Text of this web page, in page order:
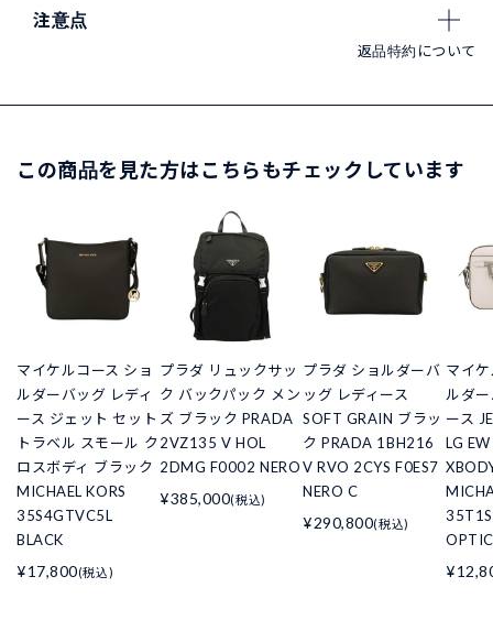
注意点
返品特約について
この商品を見た方はこちらもチェックしています
マイケルコース ショ
ルダーバッグ レディ
ース ジェット セット
トラベル スモール ク
ロスボディ ブラック
MICHAEL KORS
35S4GTVC5L
BLACK
¥17,800(税込)
プラダ リュックサッ
ク バックパック メン
ズ ブラック PRADA
2VZ135 V HOL
2DMG F0002 NERO
¥385,000(税込)
プラダ ショルダーバ
ッグ レディース
SOFT GRAIN ブラッ
ク PRADA 1BH216
V RVO 2CYS F0ES7
NERO C
¥290,800(税込)
マイ
ルダ
ース
LG